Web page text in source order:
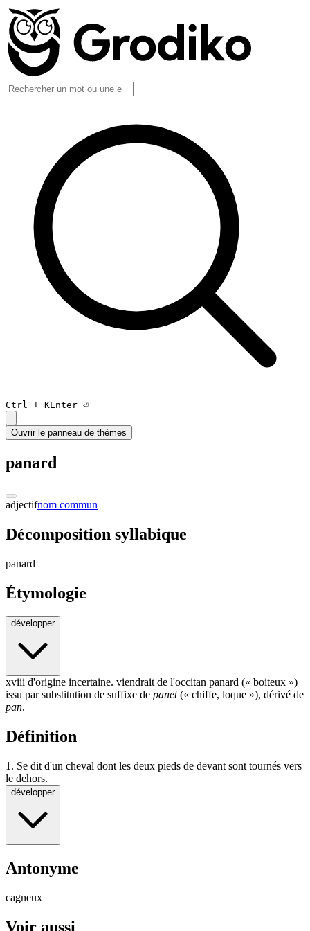
Ctrl + KEnter ⏎
Ouvrir le panneau de thèmes
panard
adjectifnom commun
Décomposition syllabique
panard
Étymologie
développer
xviii d'origine incertaine. viendrait de l'occitan panard (« boiteux »)
issu par substitution de suffixe de panet(« chiffe, loque »), dérivé de
pan.
Définition
1. Se dit d'un cheval dont les deux pieds de devant sont tournés vers
le dehors.
développer
Antonyme
cagneux
Voir aussi